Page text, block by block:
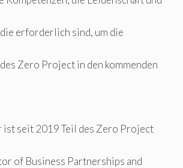
erforderlich sind, um die
Zero Project in den kommenden
ist seit 2019 Teil des Zero Project
of Business Partnerships and